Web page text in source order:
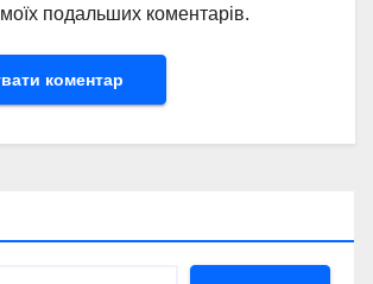
подальших коментарів.